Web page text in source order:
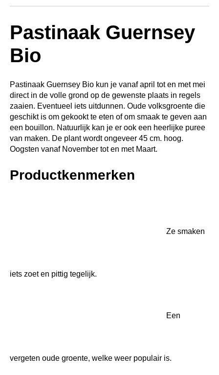
Pastinaak Guernsey
Bio
Pastinaak Guernsey Bio kun je vanaf april tot en met mei
direct in de volle grond op de gewenste plaats in regels
zaaien. Eventueel iets uitdunnen. Oude volksgroente die
geschikt is om gekookt te eten of om smaak te geven aan
een bouillon. Natuurlijk kan je er ook een heerlijke puree
van maken. De plant wordt ongeveer 45 cm. hoog.
Oogsten vanaf November tot en met Maart.
Productkenmerken
Pastinaak, pinksternakel of witte wortel is een plant uit de
groente niet geschikt voor teelt op kleigronden.
lichaam?